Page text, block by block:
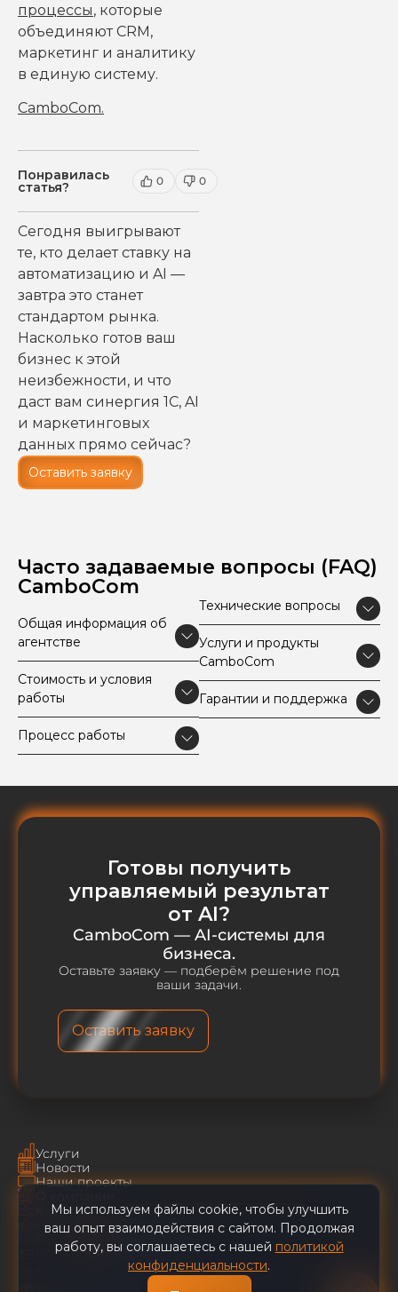
процессы, которые
объединяют CRM,
маркетинг и аналитику
в единую систему.
CamboCom.
Понравилась
статья? 0 0
Сегодня выигрывают
те, кто делает ставку на
автоматизацию и AI —
завтра это станет
стандартом рынка.
Насколько готов ваш
бизнес к этой
неизбежности, и что
даст вам синергия 1С, AI
и маркетинговых
данных прямо сейчас?
Оставить заявку
Часто задаваемые вопросы (FAQ)
CamboCom
Общая информация об
агентстве
Стоимость и условия
работы
Процесс работы
Технические вопросы
Услуги и продукты
CamboCom
Гарантии и поддержка
Готовы получить
управляемый результат
от AI?
CamboCom — AI-системы для
бизнеса.
Оставьте заявку — подберём решение под
ваши задачи.
Оставить заявку
info@cambocom.com
+7 (495) 128-49-29
Карьера
Пользовательское соглашение
Политика конфиденциальности
Услуги
Новости
Наши проекты
Мы используем файлы cookie, чтобы улучшить
ваш опыт взаимодействия с сайтом. Продолжая
работу, вы соглашаетесь с нашей политикой
конфиденциальности.
CamboCom AI ✕
Наши клиенты сокращают
ручной труд